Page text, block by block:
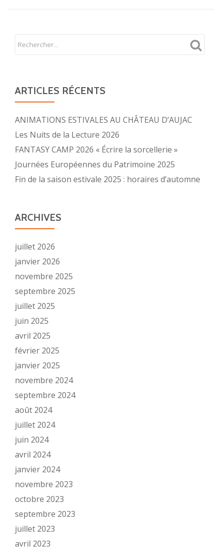
de
vous
attend
ARTICLES RÉCENTS
ANIMATIONS ESTIVALES AU CHÂTEAU D’AUJAC
Les Nuits de la Lecture 2026
FANTASY CAMP 2026 « Écrire la sorcellerie »
Journées Européennes du Patrimoine 2025
Fin de la saison estivale 2025 : horaires d’automne
ARCHIVES
juillet 2026
janvier 2026
novembre 2025
septembre 2025
juillet 2025
juin 2025
avril 2025
février 2025
janvier 2025
novembre 2024
septembre 2024
août 2024
juillet 2024
juin 2024
avril 2024
janvier 2024
novembre 2023
octobre 2023
septembre 2023
juillet 2023
avril 2023